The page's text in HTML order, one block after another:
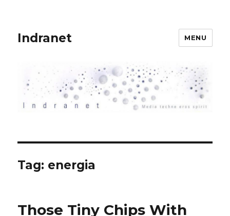
Indranet MENU
Tag: energia
Those Tiny Chips With